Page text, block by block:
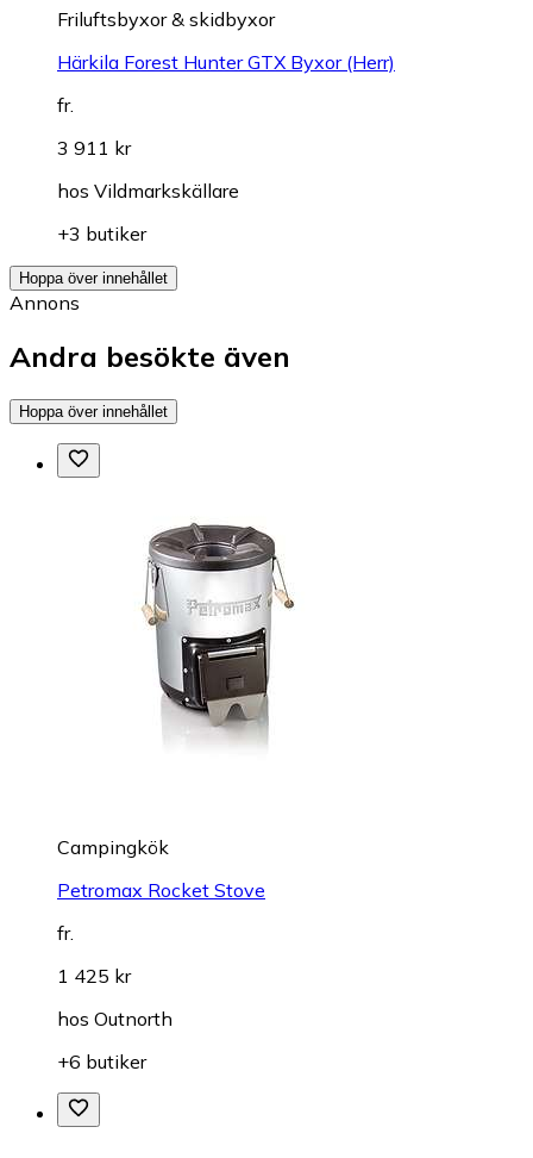
Friluftsbyxor & skidbyxor
Härkila Forest Hunter GTX Byxor (Herr)
fr.
3 911 kr
hos Vildmarkskällare
+3 butiker
Hoppa över innehållet
Annons
Andra besökte även
Hoppa över innehållet
Campingkök
Petromax Rocket Stove
fr.
1 425 kr
hos Outnorth
+6 butiker